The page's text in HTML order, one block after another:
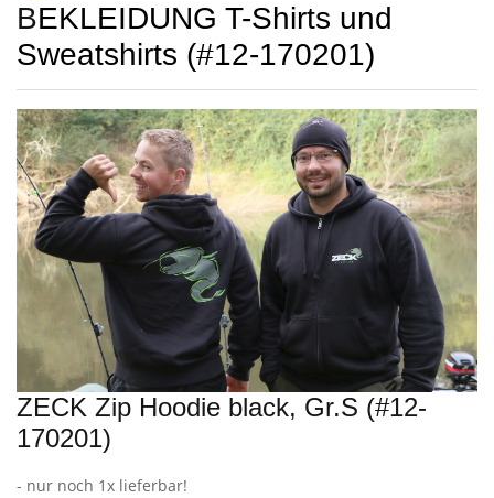
BEKLEIDUNG T-Shirts und
Sweatshirts (#12-170201)
ZECK Zip Hoodie black, Gr.S (#12-
170201)
- nur noch 1x lieferbar!